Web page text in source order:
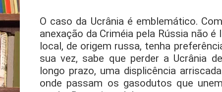
O caso da Ucrânia é emblemático.
anexação da Criméia pela Rússia não
local, de origem russa, tenha
sua vez, sabe que perder a Ucrânia
longo prazo, uma displicência
onde passam os gasodutos que